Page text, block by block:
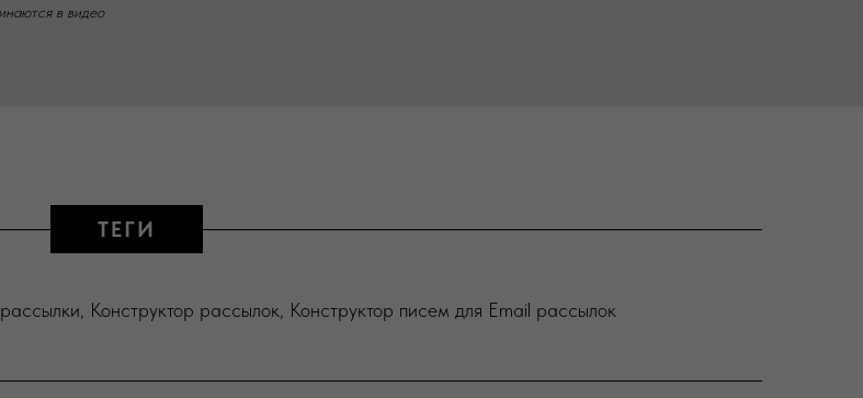
в видео
ТЕГИ
Конструктор рассылок, Конструктор писем для Email рассылок